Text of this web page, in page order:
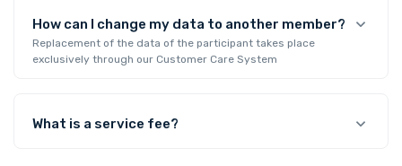
How can I change my data to another member?
Replacement of the data of the participant takes place
exclusively through our Customer Care System
What is a service fee?